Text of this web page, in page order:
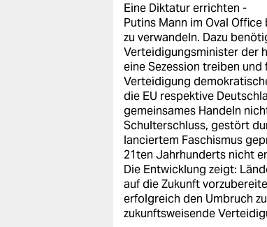
Eine Diktatur errichten -
Putins Mann im Oval
zu verwandeln. Dazu
Verteidigungsminister der
eine Sezession treiben
Verteidigung
die EU respektive
gemeinsames Handeln
Schulterschluss, gestört
lanciertem Faschismus
21ten Jahrhunderts nicht
Die Entwicklung zeigt:
auf die Zukunft
erfolgreich den Umbruch
zukunftsweisende